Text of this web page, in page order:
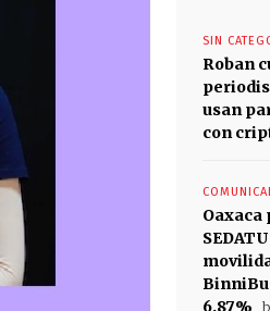
SIN
Roban
usan
con
Oaxaca
6.87%